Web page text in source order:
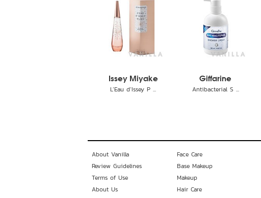
Issey Miyake
L’Eau d’Issey P ...
Giffarine
Antibacterial S ...
About Vanilla
Review Guidelines
Terms of Use
About Us
Face Care
Base Makeup
Makeup
Hair Care